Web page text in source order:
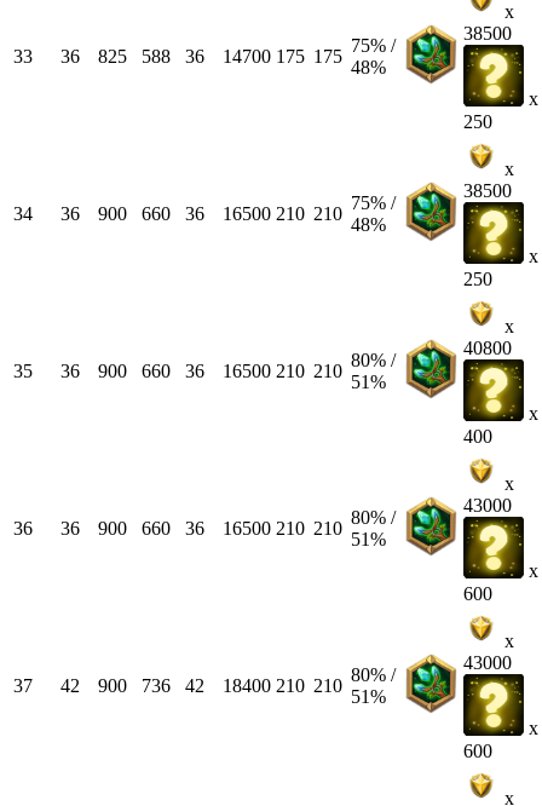
33 36 825 588 36 14700 175 175
75% /
48%
x
38500
x
250
34 36 900 660 36 16500 210 210
75% /
48%
x
38500
x
250
35 36 900 660 36 16500 210 210
80% /
51%
x
40800
x
400
36 36 900 660 36 16500 210 210
80% /
51%
x
43000
x
600
37 42 900 736 42 18400 210 210
80% /
51%
x
43000
x
600
x